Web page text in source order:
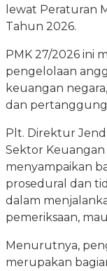
lewat Peraturan
Tahun 2026.
PMK 27/2026 ini
pengelolaan
keuangan
dan
Plt. Direktur
Sektor Keuangan
menyampaikan
prosedural dan
dalam
pemeriksaan,
Menurutnya,
merupakan